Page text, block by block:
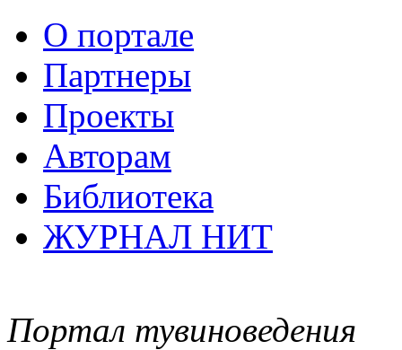
О портале
Партнеры
Проекты
Авторам
Библиотека
ЖУРНАЛ НИТ
Портал тувиноведения